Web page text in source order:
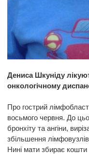
Дениса Шкуніду
онкологічному
Про гострий
восьмого червня. До
бронхіту та ангіни,
збільшення
Нині мати збирає